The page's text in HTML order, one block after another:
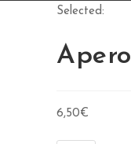
Selected:
6,50€